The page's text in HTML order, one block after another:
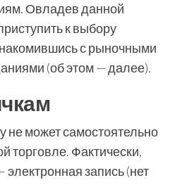
Овладев данной
к выбору
с рыночными
(об этом — далее).
не может самостоятельно
торговле. Фактически,
электронная запись (нет